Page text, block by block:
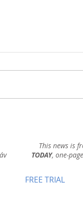
This news is
TODAY, one-
FREE TRIAL